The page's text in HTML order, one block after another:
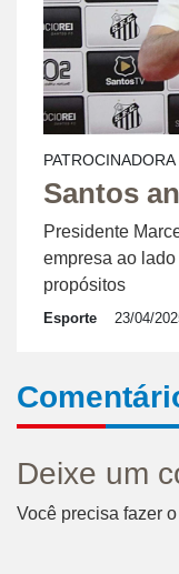
Santos
Presidente
empresa ao
propósitos
Esporte 23/04/
Deixe um
Você precisa fazer o